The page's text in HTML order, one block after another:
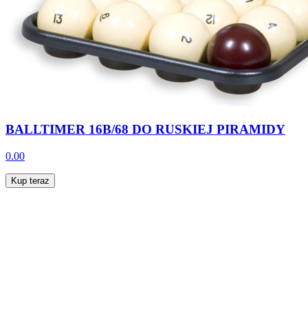
BALLTIMER 16B/68 DO RUSKIEJ PIRAMIDY
0.00
Kup teraz